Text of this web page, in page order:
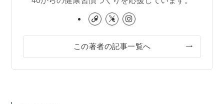
この著者の記事一覧へ